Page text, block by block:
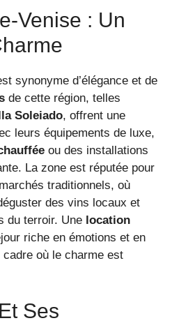
Venise : Un
synonyme d’élégance et de
de cette région, telles
Soleiado, offrent une
leurs équipements de luxe,
ou des installations
La zone est réputée pour
traditionnels, où
des vins locaux et
du terroir. Une location
riche en émotions et en
où le charme est
Ses